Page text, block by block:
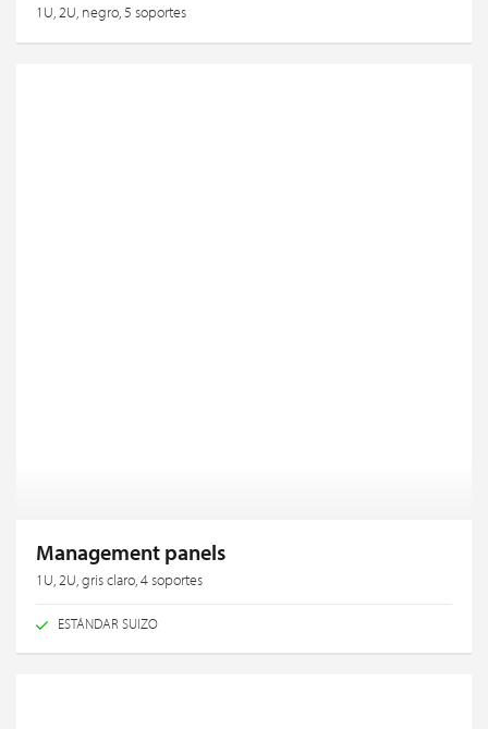
1U, 2U, negro, 5 soportes
Management panels
1U, 2U, gris claro, 4 soportes
ESTÁNDAR SUIZO